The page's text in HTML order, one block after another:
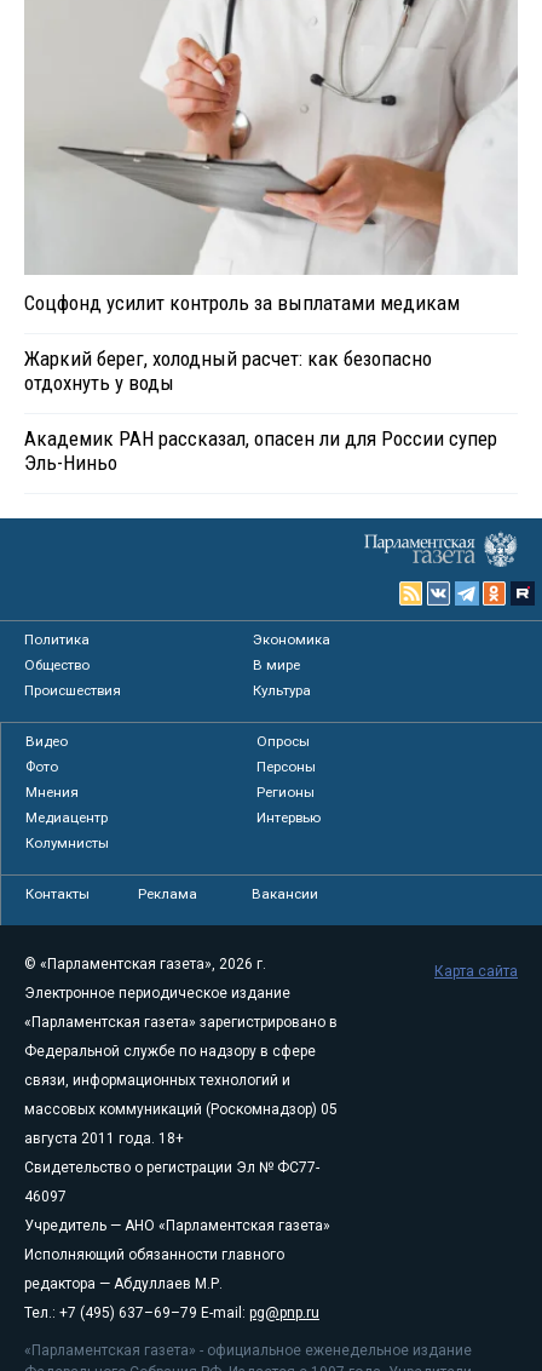
Соцфонд усилит контроль за выплатами медикам
Жаркий берег, холодный расчет: как безопасно
отдохнуть у воды
Академик РАН рассказал, опасен ли для России супер
Эль-Ниньо
Политика
Экономика
Общество
В мире
Происшествия
Культура
Видео
Опросы
Фото
Персоны
Мнения
Регионы
Медиацентр
Интервью
Колумнисты
Контакты Реклама Вакансии
© «Парламентская газета», 2026 г.
Электронное периодическое издание
«Парламентская газета» зарегистрировано в
Федеральной службе по надзору в сфере
связи, информационных технологий и
массовых коммуникаций (Роскомнадзор) 05
августа 2011 года. 18+
Свидетельство о регистрации Эл № ФС77-
46097
Учредитель — АНО «Парламентская газета»
Исполняющий обязанности главного
редактора — Абдуллаев М.Р.
Тел.: +7 (495) 637–69–79 E-mail: pg@pnp.ru
«Парламентская газета» - официальное еженедельное издание
Карта сайта